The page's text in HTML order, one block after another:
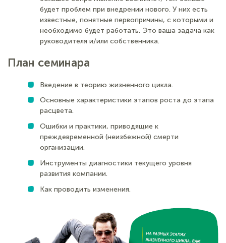
будет проблем при внедрении нового. У них есть
известные, понятные первопричины, с которыми и
необходимо будет работать. Это ваша задача как
руководителя и/или собственника.
План семинара
Введение в теорию жизненного цикла.
Основные характеристики этапов роста до этапа
расцвета.
Ошибки и практики, приводящие к
преждевременной (неизбежной) смерти
организации.
Инструменты диагностики текущего уровня
развития компании.
Как проводить изменения.